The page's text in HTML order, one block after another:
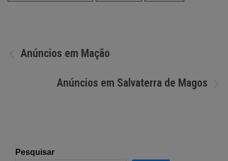
Navegação
Anúncios em Mação
Anúncios em Salvaterra de Magos
Pesquisar